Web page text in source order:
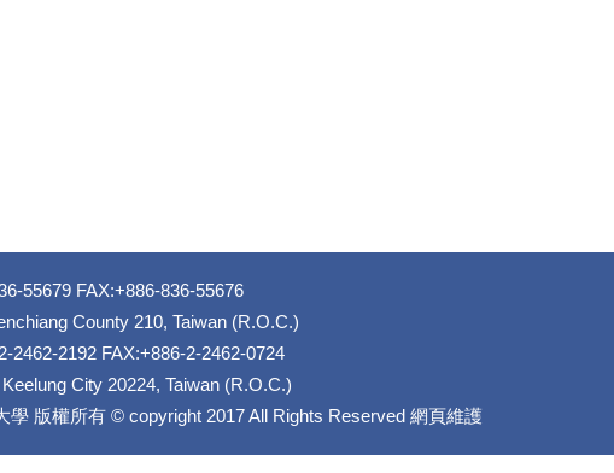
55679 FAX:+886-836-55676
County 210, Taiwan (R.O.C.)
2462-2192 FAX:+886-2-2462-0724
City 20224, Taiwan (R.O.C.)
學 版權所有 © copyright 2017 All Rights Reserved 網頁維護